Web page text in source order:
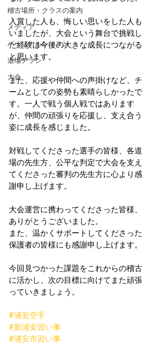
稽古場所・クラスの案内
メディア
パーソナルレッスン
道場チラシ
大会
入賞した人も、悔しい思いをした人も
いましたが、大会という舞台で挑戦し
た経験は今後の大きな成長につながる
と思います。
また、応援や仲間への声掛けなど、チ
ームとしての姿勢も素晴らしかったで
す。一人で戦う個人戦ではあります
が、仲間の頑張りを応援し、支え合う
姿に成長を感じました。
対戦してくださった選手の皆様、各道
場の先生方、公平な判定で大会を支え
てくださった審判の先生方に心より感
謝申し上げます。
大会運営に携わってくださった皆様、
ありがとうございました。
また、温かくサポートしてくださった
保護者の皆様にも感謝申し上げます。
今回見つかった課題をこれからの稽古
に活かし、次の目標に向けてまた頑張
っていきましょう。
#浦安空手
#新浦安習い事
#浦安市習い事